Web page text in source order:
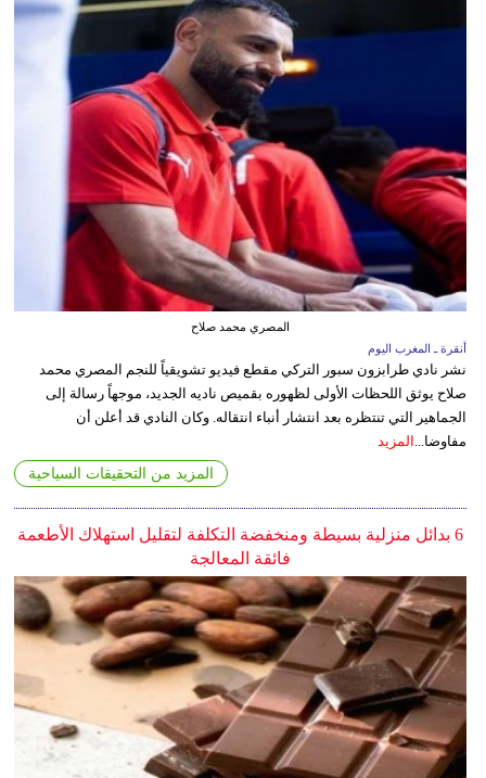
المصري محمد صلاح
أنقرة ـ المغرب اليوم
نشر نادي طرابزون سبور التركي مقطع فيديو تشويقياً للنجم المصري محمد
صلاح يوثق اللحظات الأولى لظهوره بقميص ناديه الجديد، موجهاً رسالة إلى
الجماهير التي تنتظره بعد انتشار أنباء انتقاله. وكان النادي قد أعلن أن
مفاوضا... المزيد
المزيد من التحقيقات السياحية
6 بدائل منزلية بسيطة ومنخفضة التكلفة لتقليل استهلاك الأطعمة
فائقة المعالجة